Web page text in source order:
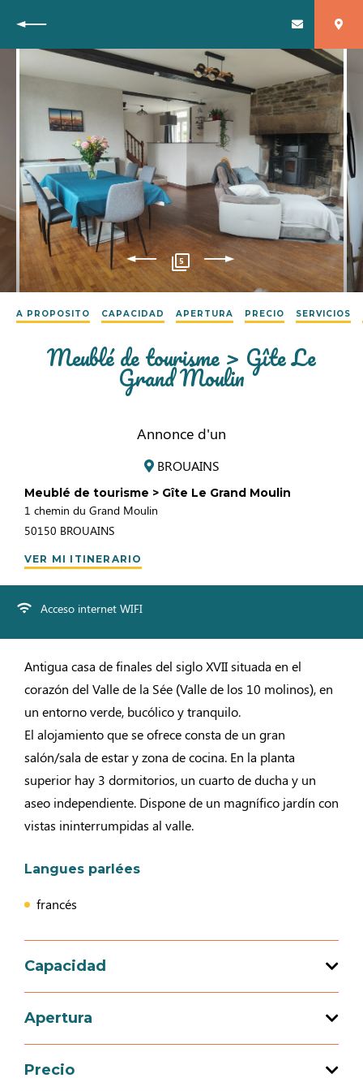
Vuelta
5
A PROPOSITO CAPACIDAD APERTURA PRECIO SERVICIOS
Meublé de tourisme > Gîte Le
Grand Moulin
Annonce d'un
BROUAINS
Meublé de tourisme > Gîte Le Grand Moulin
1 chemin du Grand Moulin
50150 BROUAINS
VER MI ITINERARIO
Acceso internet WIFI
Antigua casa de finales del siglo XVII situada en el
corazón del Valle de la Sée (Valle de los 10 molinos), en
un entorno verde, bucólico y tranquilo.
El alojamiento que se ofrece consta de un gran
salón/sala de estar y zona de cocina. En la planta
superior hay 3 dormitorios, un cuarto de ducha y un
aseo independiente. Dispone de un magnífico jardín con
vistas ininterrumpidas al valle.
Langues parlées
francés
Capacidad
Capacidad de acogida total : 6 persona(s)
Apertura
Apertura del 01 mayo 2026 al 31 agosto
Precio